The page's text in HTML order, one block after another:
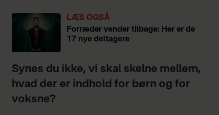
LÆS OGSÅ
Forræder vender tilbage: Her er de
17 nye deltagere
Synes du ikke, vi skal skelne mellem,
hvad der er indhold for børn og for
voksne?